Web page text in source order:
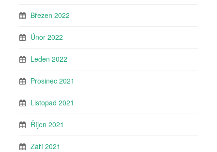
Březen 2022
Únor 2022
Leden 2022
Prosinec 2021
Listopad 2021
Říjen 2021
Září 2021